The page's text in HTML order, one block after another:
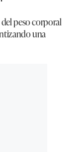
peso corporal
una